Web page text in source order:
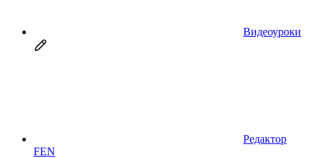
Видеоуроки
Редактор
FEN